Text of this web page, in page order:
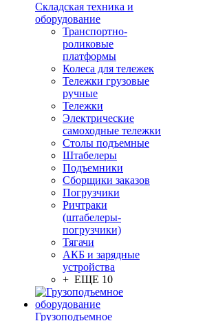
Складская техника и
оборудование
Транспортно-
роликовые
платформы
Колеса для тележек
Тележки грузовые
ручные
Тележки
Электрические
самоходные тележки
Столы подъемные
Штабелеры
Подъемники
Сборщики заказов
Погрузчики
Ричтраки
(штабелеры-
погрузчики)
Тягачи
АКБ и зарядные
устройства
+ ЕЩЕ 10
Грузоподъемное